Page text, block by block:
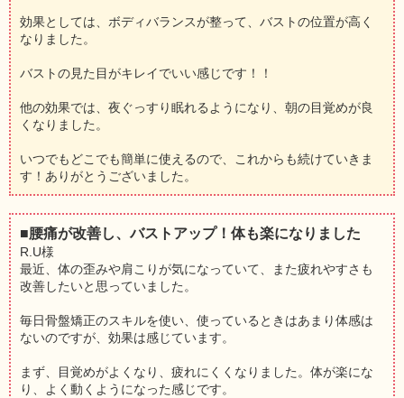
効果としては、ボディバランスが整って、バストの位置が高く
なりました。
バストの見た目がキレイでいい感じです！！
他の効果では、夜ぐっすり眠れるようになり、朝の目覚めが良
くなりました。
いつでもどこでも簡単に使えるので、これからも続けていきま
す！ありがとうございました。
■腰痛が改善し、バストアップ！体も楽になりました
R.U様
最近、体の歪みや肩こりが気になっていて、また疲れやすさも
改善したいと思っていました。
毎日骨盤矯正のスキルを使い、使っているときはあまり体感は
ないのですが、効果は感じています。
まず、目覚めがよくなり、疲れにくくなりました。体が楽にな
り、よく動くようになった感じです。